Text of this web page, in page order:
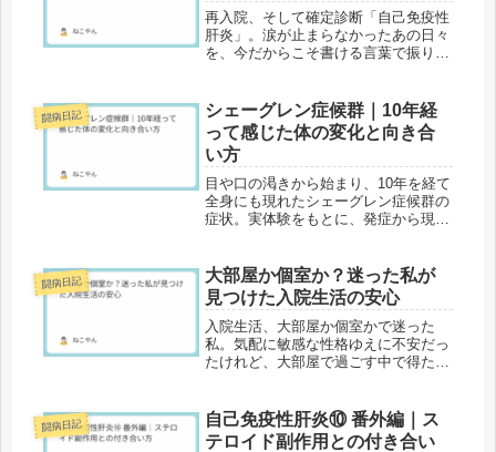
再入院、そして確定診断「自己免疫性
肝炎」。涙が止まらなかったあの日々
を、今だからこそ書ける言葉で振り返
闘病日記
シェーグレン症候群｜10年経
って感じた体の変化と向き合
い方
目や口の渇きから始まり、10年を経て
全身にも現れたシェーグレン症候群の
症状。実体験をもとに、発症から現在
り添えますように。
闘病日記
大部屋か個室か？迷った私が
見つけた入院生活の安心
入院生活、大部屋か個室かで迷った
私。気配に敏感な性格ゆえに不安だっ
たけれど、大部屋で過ごす中で得た意
少しだけ私を変えてくれました。
闘病日記
自己免疫性肝炎⑩ 番外編｜ス
テロイド副作用との付き合い